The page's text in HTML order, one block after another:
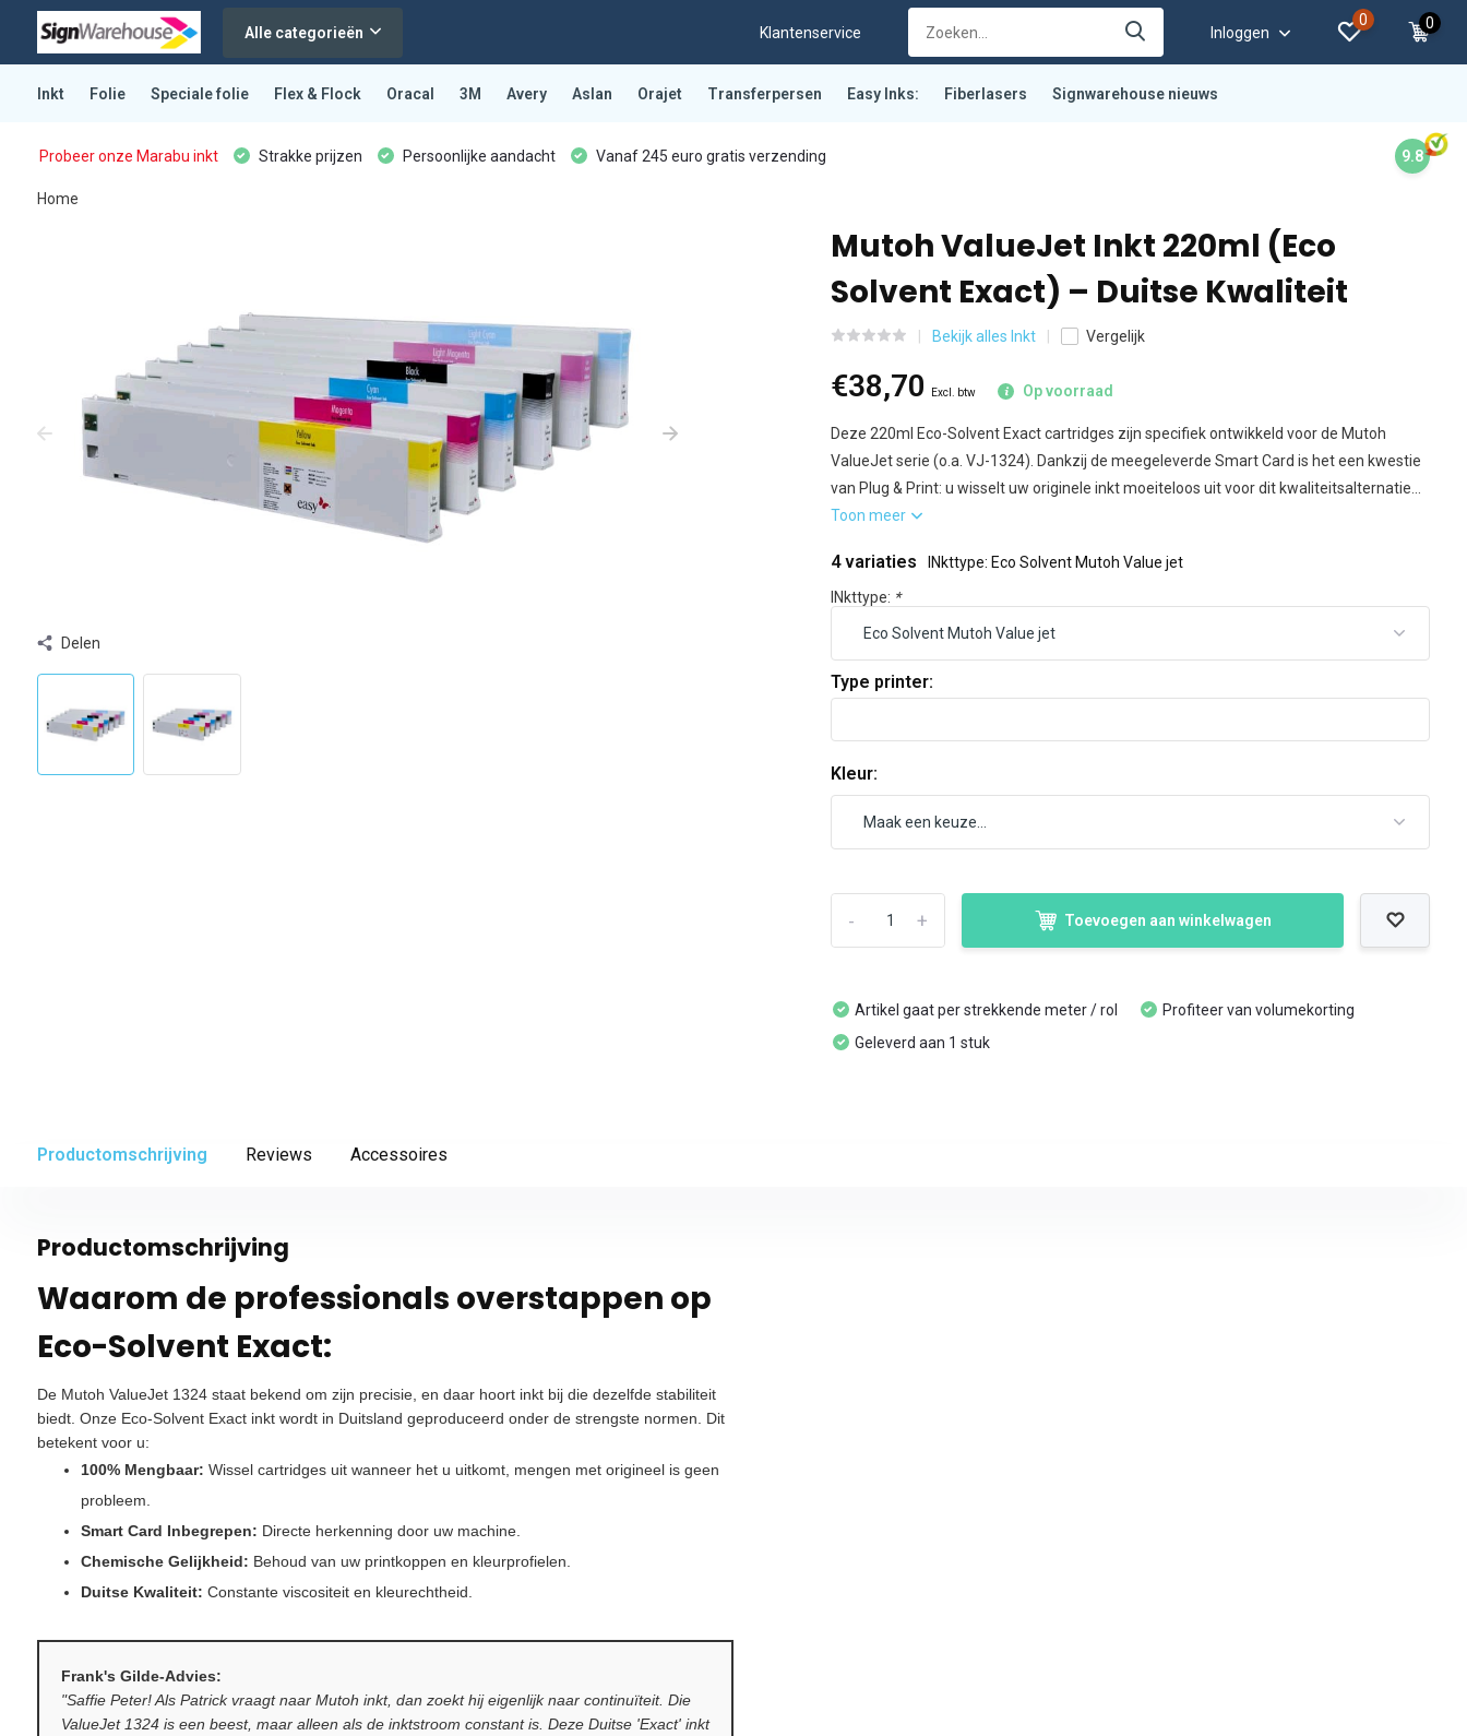
Alle categorieën Klantenservice Inloggen
0 0
Inkt Folie Speciale folie Flex & Flock Oracal 3M Avery Aslan Orajet Transferpersen Easy Inks: Fiberlasers Signwarehouse nieuws
Probeer onze Marabu inkt Strakke prijzen Persoonlijke aandacht Vanaf 245 euro gratis verzending 9.8
Home
Delen
Mutoh ValueJet Inkt 220ml (Eco
Solvent Exact) – Duitse Kwaliteit
Bekijk alles Inkt Vergelijk
€38,70 Excl. btw Op voorraad
Deze 220ml Eco-Solvent Exact cartridges zijn specifiek ontwikkeld voor de Mutoh
ValueJet serie (o.a. VJ-1324). Dankzij de meegeleverde Smart Card is het een kwestie
van Plug & Print: u wisselt uw originele inkt moeiteloos uit voor dit kwaliteitsalternatie...
Toon meer
4 variaties
INkttype: Eco Solvent Mutoh Value jet
INkttype: *
Type printer:
Kleur:
+
- Toevoegen aan winkelwagen
Artikel gaat per strekkende meter / rol
Geleverd aan 1 stuk
Profiteer van volumekorting
Productomschrijving Reviews Accessoires
Productomschrijving
Waarom de professionals overstappen op
Eco-Solvent Exact:
De Mutoh ValueJet 1324 staat bekend om zijn precisie, en daar hoort inkt bij die dezelfde stabiliteit
biedt. Onze Eco-Solvent Exact inkt wordt in Duitsland geproduceerd onder de strengste normen. Dit
betekent voor u:
100% Mengbaar: Wissel cartridges uit wanneer het u uitkomt, mengen met origineel is geen
probleem.
Smart Card Inbegrepen: Directe herkenning door uw machine.
Chemische Gelijkheid: Behoud van uw printkoppen en kleurprofielen.
Duitse Kwaliteit: Constante viscositeit en kleurechtheid.
Frank's Gilde-Advies:
"Saffie Peter! Als Patrick vraagt naar Mutoh inkt, dan zoekt hij eigenlijk naar continuïteit. Die
ValueJet 1324 is een beest, maar alleen als de inktstroom constant is. Deze Duitse 'Exact' inkt